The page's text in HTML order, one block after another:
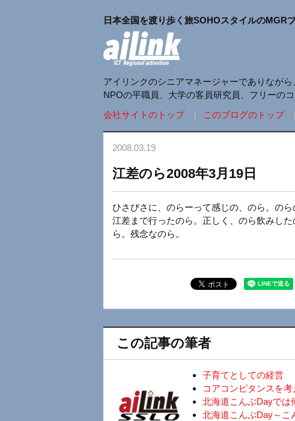
日本全国を渡り歩く旅SOHOスタイルのMGR
アイリンクのシニアマネージャーでありなが
NPOの平職員、大学の客員研究員、フリーの
会社サイトのトップ
このブログのトップ
2008.03.19
江差のら2008年3月19日
ひさびさに、のらーって感じの、のら。の
江差まで行ったのら。正しく、のら飲みし
ら。残念なのら。
この記事の筆者
子育てとしての経営
コアコンピタンスを考
北海道こんぶDayでは
北海道こんぶDay～こ